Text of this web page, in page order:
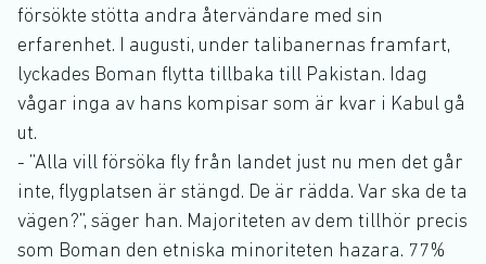
försökte stötta andra återvändare med sin
erfarenhet. I augusti, under talibanernas framfart,
lyckades Boman flytta tillbaka till Pakistan. Idag
vågar inga av hans kompisar som är kvar i Kabul gå
ut.
- ”Alla vill försöka fly från landet just nu men det går
inte, flygplatsen är stängd. De är rädda. Var ska de ta
vägen?”, säger han. Majoriteten av dem tillhör precis
som Boman den etniska minoriteten hazara. 77%